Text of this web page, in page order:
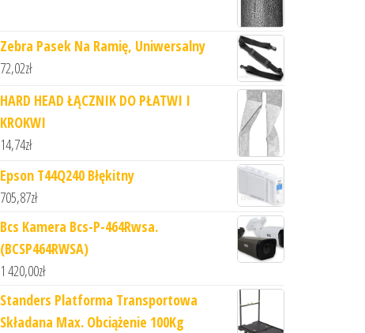
Zebra Pasek Na Ramię, Uniwersalny
72,02zł
HARD HEAD ŁĄCZNIK DO PŁATWI I
KROKWI
14,74zł
Epson T44Q240 Błękitny
705,87zł
Bcs Kamera Bcs-P-464Rwsa.
(BCSP464RWSA)
1 420,00zł
Standers Platforma Transportowa
Składana Max. Obciążenie 100Kg